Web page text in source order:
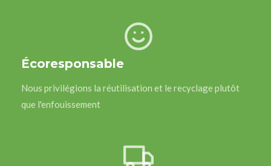
Écoresponsable
Nous privilégions la réutilisation et le recyclage plutôt
que l'enfouissement